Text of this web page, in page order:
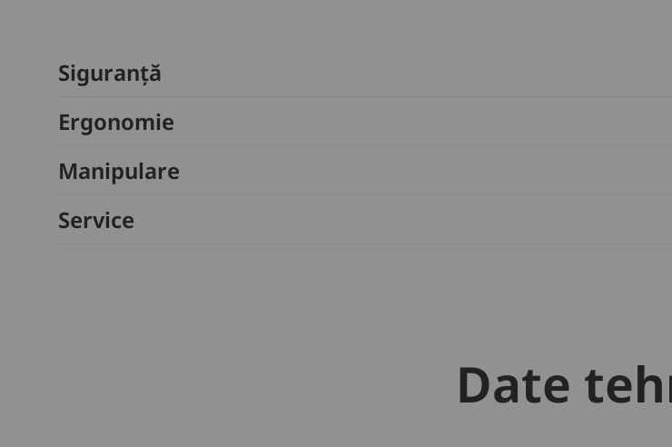
Siguranță
Ergonomie
Manipulare
Service
Date